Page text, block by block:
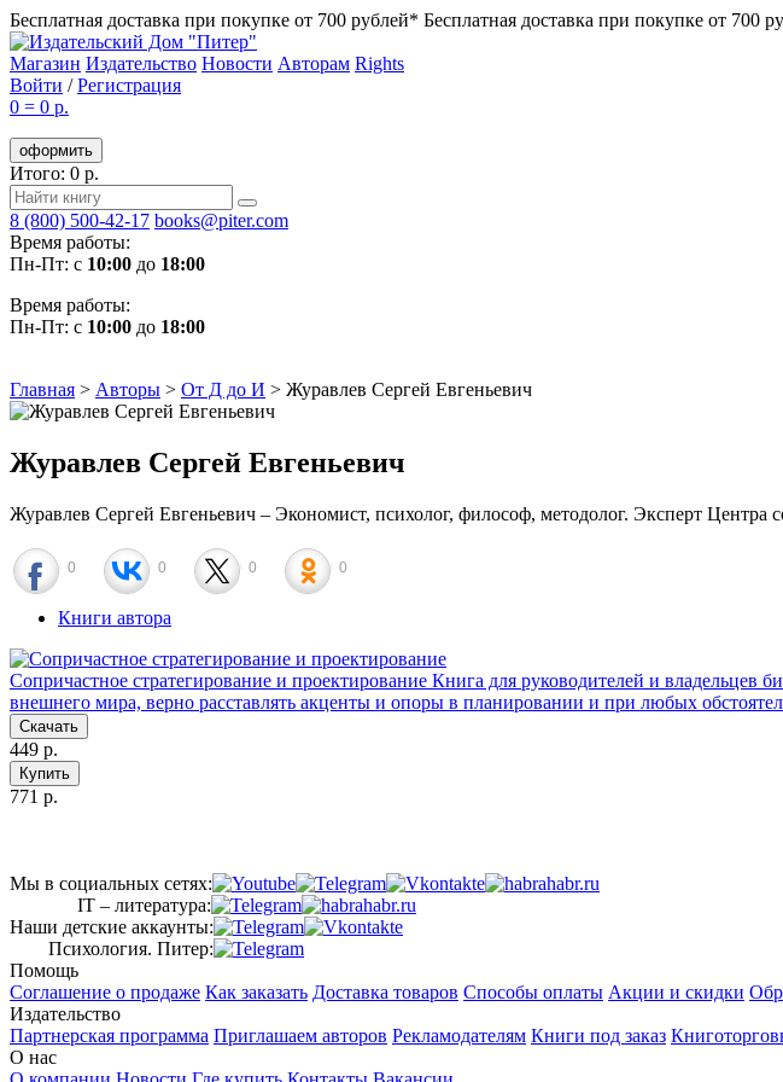
Бесплатная доставка при покупке от 700 рублей* Бесплатная доставка при покупке от 700
Магазин Издательство Новости Авторам Rights
Войти /Регистрация
0 = 0 р.
оформить
Итого: 0 р.
8 (800) 500-42-17 books@piter.com
Время работы:
Пн-Пт: с 10:00 до 18:00
Время работы:
Пн-Пт: с 10:00 до 18:00
Главная > Авторы > От Д до И > Журавлев Сергей Евгеньевич
Журавлев Сергей Евгеньевич
Журавлев Сергей Евгеньевич – Экономист, психолог, философ, методолог. Эксперт
0 0 0 0
Книги автора
Сопричастное стратегирование и проектирование Книга для руководителей и владельцев
внешнего мира, верно расставлять акценты и опоры в планировании и при любых
Скачать
449 р.
Купить
771 р.
Мы в социальных сетях:
IT – литература:
Наши детские аккаунты:
Психология. Питер:
Помощь
Соглашение о продаже Как заказать Доставка товаров Способы оплаты Акции и скидки
Издательство
Партнерская программа Приглашаем авторов Рекламодателям Книги под заказ
О нас